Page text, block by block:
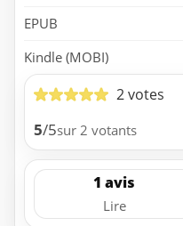
EPUB
Kindle (MOBI)
2 votes
5/5sur 2 votants
1 avis
Lire